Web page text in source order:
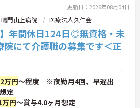
更新日：2026年08月04日
門山上病院 医療法人久仁会
】年間休日124日◎無資格・未
にて介護職の募集です＜正
万円～程度 ※夜勤月4回、早遅出
定
円～賞与4.0ヶ月想定